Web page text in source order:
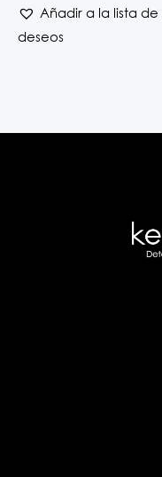
Añadir a la lista de
deseos